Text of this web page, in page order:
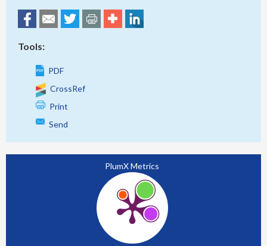
Tools:
PDF
CrossRef
Print
Send
PlumX Metrics